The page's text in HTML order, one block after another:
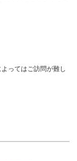
ってはご訪問が難し